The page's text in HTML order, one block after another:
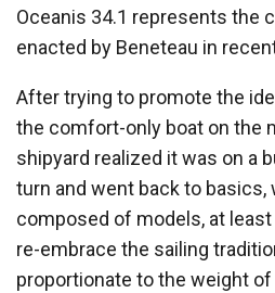
Oceanis 34.1 represents the
enacted by Beneteau in
After trying to promote the
the comfort-only boat on the
shipyard realized it was on a
turn and went back to basics,
composed of models, at
re-embrace the sailing
proportionate to the weight